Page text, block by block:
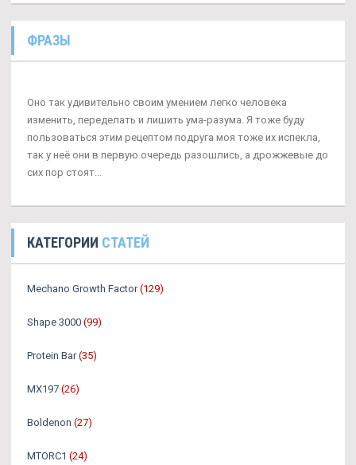
ФРАЗЫ
Оно так удивительно своим умением легко человека
изменить, переделать и лишить ума-разума. Я тоже буду
пользоваться этим рецептом подруга моя тоже их испекла,
так у неё они в первую очередь разошлись, а дрожжевые до
сих пор стоят...
КАТЕГОРИИ СТАТЕЙ
Mechano Growth Factor (129)
Shape 3000 (99)
Protein Bar (35)
MX197 (26)
Boldenon (27)
MTORC1 (24)